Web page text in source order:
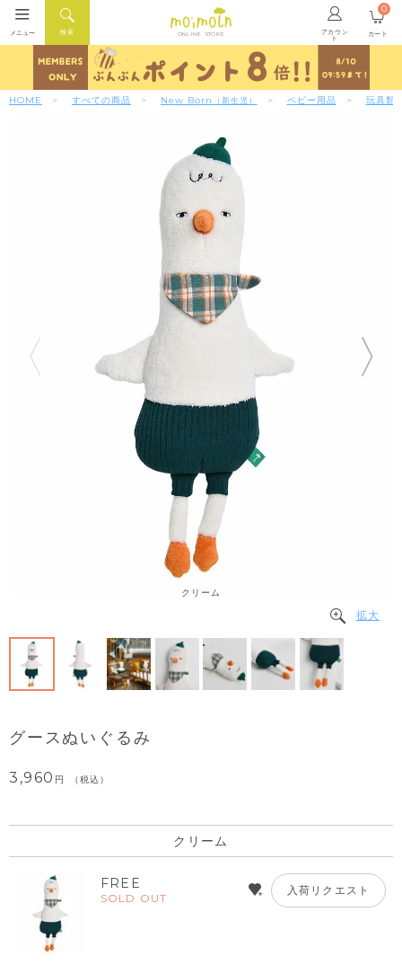
ONLINE STORE アカウン
ト
検索
メニュー カート
0
HOME すべての商品 New Born （新生児） ベビー用品 玩具類
クリーム
拡大
グースぬいぐるみ
3,960 税込
クリーム
FREE
SOLD OUT
入荷リクエスト